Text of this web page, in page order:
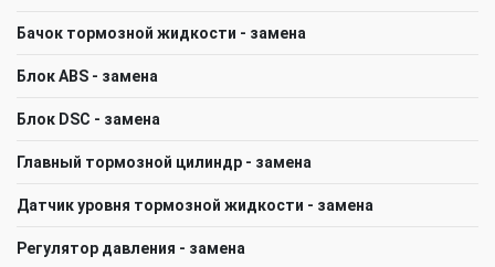
Бачок тормозной жидкости - замена
Блок ABS - замена
Блок DSC - замена
Главный тормозной цилиндр - замена
Датчик уровня тормозной жидкости - замена
Регулятор давления - замена